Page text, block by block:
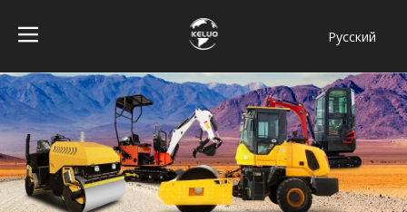
Pусский
Bahasa
indonesia
Türk dili
ไทย
Italiano